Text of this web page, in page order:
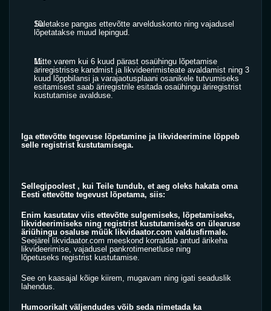
Suletakse pangas ettevõtte arvelduskonto ning vajadusel
lõpetatakse muud lepingud.
Mitte varem kui 6 kuud pärast osaühingu lõpetamise
äriregistrisse kandmist ja likvideerimisteate avaldamist ning 3
kuud lõppbilansi ja varajaotusplaani osanikele tutvumiseks
esitamisest saab äriregistrile esitada osaühingu äriregistrist
kustutamise avalduse.
Iga ettevõtte tegevuse lõpetamine ja likvideerimine lõppeb
selle registrist kustutamisega.
Sellegipoolest , kui Teile tundub, et aeg oleks hakata oma
Eesti ettevõtte tegevust lõpetama, siis:
Enim kasutatav viis ettevõtte sulgemiseks, lõpetamiseks,
likvideerimiseks ning registrist kustutamiseks on ülearuse
äriühingu osaluse müük likvidaator.com valdusfirmale.
Seejärel
likvidaator.com meeskond korraldab antud ärikeha
likvideerimise, vajadusel pankrotimenetluse ning
lõpetuseks registrist kustutamise.
See on kaasajal kõige kiirem, mugavam ning igati seaduslik
lahendus.
Humoorikalt väljendudes võib seda nimetada ka